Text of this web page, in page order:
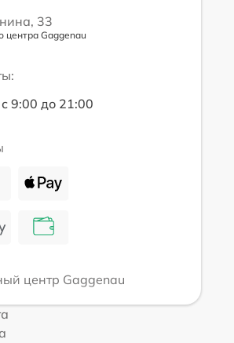
33
центра Gaggenau
9:00 до 21:00
центр Gaggenau